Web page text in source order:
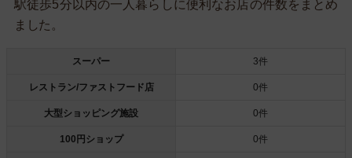
駅徒歩5分以内の一人暮らしに便利なお店の件数をまとめ
ました。
スーパー 3件
レストラン/ファストフード店 0件
大型ショッピング施設 0件
100円ショップ 0件